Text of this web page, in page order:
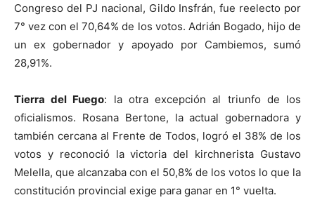
Congreso del PJ nacional, Gildo Insfrán, fue reelecto por
7° vez con el 70,64% de los votos. Adrián Bogado, hijo de
un ex gobernador y apoyado por Cambiemos, sumó
28,91%.
Tierra del Fuego: la otra excepción al triunfo de los
oficialismos. Rosana Bertone, la actual gobernadora y
también cercana al Frente de Todos, logró el 38% de los
votos y reconoció la victoria del kirchnerista Gustavo
Melella, que alcanzaba con el 50,8% de los votos lo que la
constitución provincial exige para ganar en 1° vuelta.